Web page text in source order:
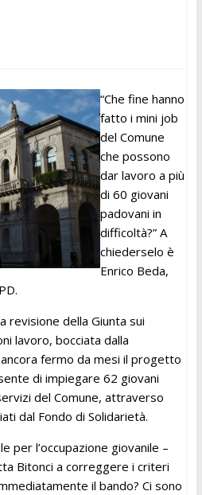
“Che fine hanno
fatto i mini job
del Comune
che possono
dar lavoro a più
di 60 giovani
padovani in
difficoltà?” A
chiederselo è
Enrico Beda,
revisione della Giunta sui
lavoro, bocciata dalla
fermo da mesi il progetto
di impiegare 62 giovani
del Comune, attraverso
dal Fondo di Solidarietà.
per l’occupazione giovanile –
Bitonci a correggere i criteri
il bando? Ci sono